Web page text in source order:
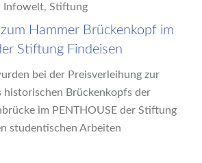
Infowelt, Stiftung
Hammer Brückenkopf im
Stiftung Findeisen
bei der Preisverleihung zur
historischen Brückenkopfs der
im PENTHOUSE der Stiftung
studentischen Arbeiten